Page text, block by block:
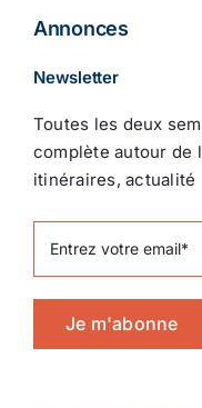
Annonces
Newsletter
Toutes les deux
complète autour de
itinéraires, actualité
Je m'abonne